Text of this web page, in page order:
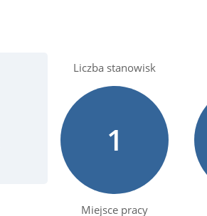
Liczba stanowisk
1
Miejsce pracy